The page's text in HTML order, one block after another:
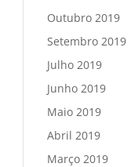
Outubro 2019
Setembro 2019
Julho 2019
Junho 2019
Maio 2019
Abril 2019
Março 2019